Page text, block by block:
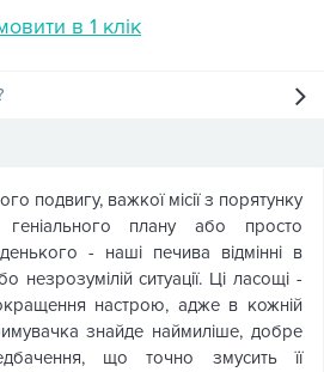
в 1 клік
подвигу, важкої місії з порятунку
геніального плану або просто
- наші печива відмінні в
незрозумілій ситуації. Ці ласощі -
настрою, адже в кожній
знайде наймиліше, добре
що точно змусить її